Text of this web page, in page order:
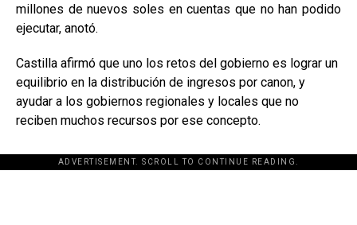
millones de nuevos soles en cuentas que no han podido
ejecutar, anotó.
Castilla afirmó que uno los retos del gobierno es lograr un
equilibrio en la distribución de ingresos por canon, y
ayudar a los gobiernos regionales y locales que no
reciben muchos recursos por ese concepto.
ADVERTISEMENT. SCROLL TO CONTINUE READING.